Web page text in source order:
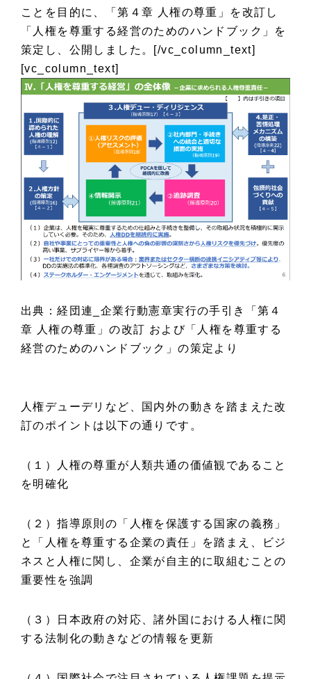
ことを目的に、「第４章 人権の尊重」を改訂し
「人権を尊重する経営のためのハンドブック」を
策定し、公開しました。 [/vc_column_text]
[vc_column_text]
出典：経団連_企業行動憲章実行の手引き「第４
章 人権の尊重」の改訂 および「人権を尊重する
経営のためのハンドブック」の策定より
人権デューデリなど、国内外の動きを踏まえた改
訂のポイントは以下の通りです。
（１）人権の尊重が人類共通の価値観であること
を明確化
（２）指導原則の「人権を保護する国家の義務」
と「人権を尊重する企業の責任」を踏まえ、ビジ
ネスと人権に関し、企業が自主的に取組むことの
重要性を強調
（３）日本政府の対応、諸外国における人権に関
する法制化の動きなどの情報を更新